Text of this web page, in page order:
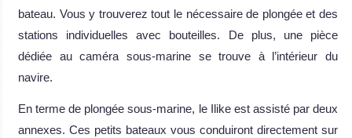
bateau. Vous y trouverez tout le nécessaire de plongée et des
stations individuelles avec bouteilles. De plus, une pièce
dédiée au caméra sous-marine se trouve à l’intérieur du
navire.
En terme de plongée sous-marine, le Ilike est assisté par deux
annexes. Ces petits bateaux vous conduiront directement sur